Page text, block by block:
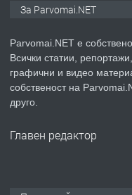
ПРЕДЛАГА
За Parvomai.NET
Parvomai.NET е
Всички статии,
графични и видео
собственост на
друго.
Главен редактор